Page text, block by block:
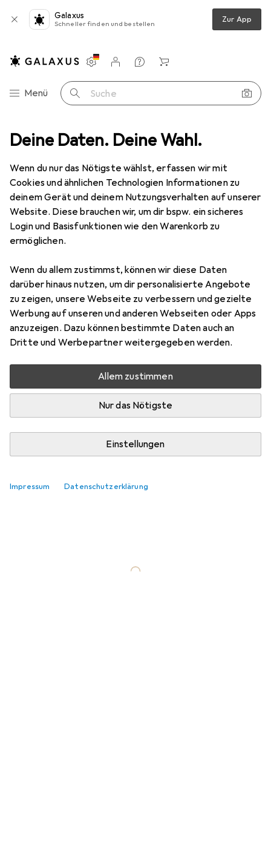
Deine Daten. Deine Wahl.
Wenn du nur das Nötigste wählst, erfassen wir mit
Cookies und ähnlichen Technologien Informationen zu
deinem Gerät und deinem Nutzungsverhalten auf unserer
Website. Diese brauchen wir, um dir bspw. ein sicheres
Login und Basisfunktionen wie den Warenkorb zu
ermöglichen.
Wenn du allem zustimmst, können wir diese Daten
darüber hinaus nutzen, um dir personalisierte Angebote
zu zeigen, unsere Webseite zu verbessern und gezielte
Werbung auf unseren und anderen Webseiten oder Apps
anzuzeigen. Dazu können bestimmte Daten auch an
Dritte und Werbepartner weitergegeben werden.
Allem zustimmen
Nur das Nötigste
Einstellungen
Impressum Datenschutzerklärung
Galaxus
Schneller finden und bestellen Zur App
Navigation nach Kategorien
Menü Suche
Einstellungen
Kundenkonto
Vergleichslisten
Merklisten
Warenkorb
IT + Multimedia Notebooks + PCs Server + Zubehör
Gebraucht Server + Zubehör